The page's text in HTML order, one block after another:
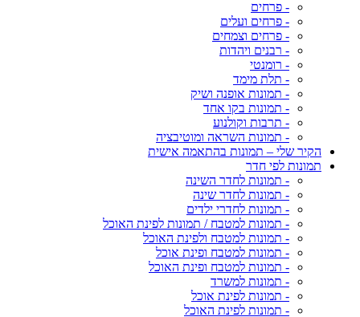
- פרחים
- פרחים ועלים
- פרחים וצמחים
- רבנים ויהדות
- רומנטי
- תלת מימד
- תמונות אופנה ושיק
- תמונות בקו אחד
- תרבות וקולנוע
- תמונות השראה ומוטיבציה
הקיר שלי – תמונות בהתאמה אישית
תמונות לפי חדר
- תמונות לחדר השינה
- תמונות לחדר שינה
- תמונות לחדרי ילדים
- תמונות למטבח / תמונות לפינת האוכל
- תמונות למטבח ולפינת האוכל
- תמונות למטבח ופינת אוכל
- תמונות למטבח ופינת האוכל
- תמונות למשרד
- תמונות לפינת אוכל
- תמונות לפינת האוכל